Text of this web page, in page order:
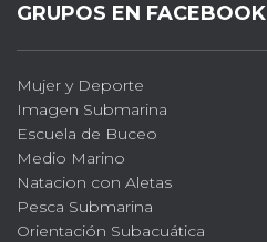
GRUPOS EN FACEBOOK
Mujer y Deporte
Imagen Submarina
Escuela de Buceo
Medio Marino
Natacion con Aletas
Pesca Submarina
Orientación Subacuática